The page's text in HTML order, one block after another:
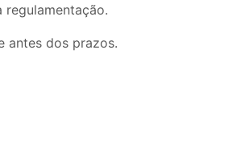
regulamentação.
antes dos prazos.